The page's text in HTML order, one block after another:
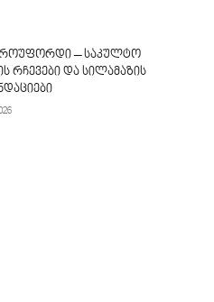
– საკულტო
რჩევები და სილამაზის